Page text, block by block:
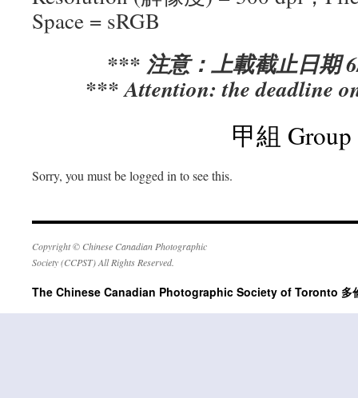
Space = sRGB
*** 注意：上載截止日期
*** Attention: the deadline
甲組
Sorry, you must be logged in to see this.
Copyright © Chinese Canadian Photographic
Society (CCPST) All Rights Reserved.
The Chinese Canadian Photographic Society of Toronto 多